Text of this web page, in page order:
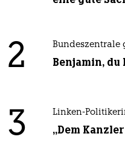
2 Bundeszentrale
Benjamin,
3 Linken-
„Dem